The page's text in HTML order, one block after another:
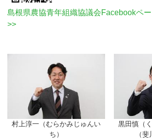
島根県農協青年組織協議会Facebookペ
>>
村上淳一（むらかみじゅんい
ち）
黒田慎（
（